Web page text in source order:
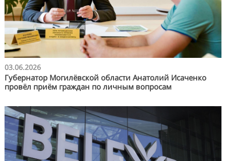
03.06.2026
Губернатор Могилёвской области Анатолий Исаченко
провёл приём граждан по личным вопросам